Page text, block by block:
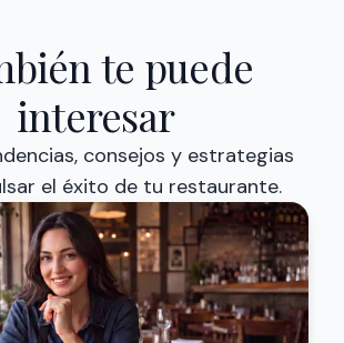
te puede
interesar
consejos y estrategias
el éxito de tu restaurante.